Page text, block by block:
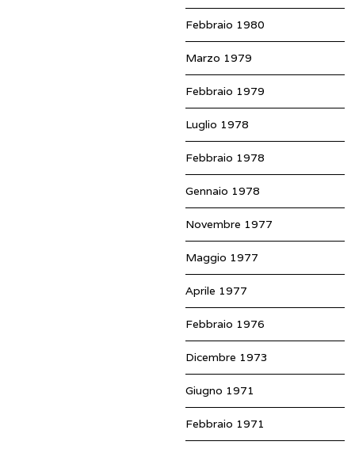
Febbraio 1980
Marzo 1979
Febbraio 1979
Luglio 1978
Febbraio 1978
Gennaio 1978
Novembre 1977
Maggio 1977
Aprile 1977
Febbraio 1976
Dicembre 1973
Giugno 1971
Febbraio 1971